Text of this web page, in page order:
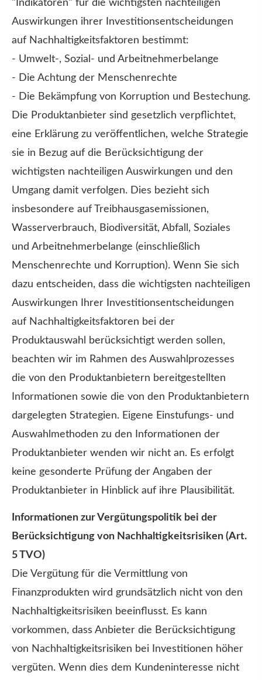
"Indikatoren" für die wichtigsten nachteiligen
Auswirkungen ihrer Investitionsentscheidungen
auf Nachhaltigkeitsfaktoren bestimmt:
- Umwelt-, Sozial- und Arbeitnehmerbelange
- Die Achtung der Menschenrechte
- Die Bekämpfung von Korruption und Bestechung.
Die Produktanbieter sind gesetzlich verpflichtet,
eine Erklärung zu veröffentlichen, welche Strategie
sie in Bezug auf die Berücksichtigung der
wichtigsten nachteiligen Auswirkungen und den
Umgang damit verfolgen. Dies bezieht sich
insbesondere auf Treibhausgasemissionen,
Wasserverbrauch, Biodiversität, Abfall, Soziales
und Arbeitnehmerbelange (einschließlich
Menschenrechte und Korruption). Wenn Sie sich
dazu entscheiden, dass die wichtigsten nachteiligen
Auswirkungen Ihrer Investitionsentscheidungen
auf Nachhaltigkeitsfaktoren bei der
Produktauswahl berücksichtigt werden sollen,
beachten wir im Rahmen des Auswahlprozesses
die von den Produktanbietern bereitgestellten
Informationen sowie die von den Produktanbietern
dargelegten Strategien. Eigene Einstufungs- und
Auswahlmethoden zu den Informationen der
Produktanbieter wenden wir nicht an. Es erfolgt
keine gesonderte Prüfung der Angaben der
Produktanbieter in Hinblick auf ihre Plausibilität.
Informationen zur Vergütungspolitik bei der
Berücksichtigung von Nachhaltigkeitsrisiken (Art.
5 TVO)
Die Vergütung für die Vermittlung von
Finanzprodukten wird grundsätzlich nicht von den
Nachhaltigkeitsrisiken beeinflusst. Es kann
vorkommen, dass Anbieter die Berücksichtigung
von Nachhaltigkeitsrisiken bei Investitionen höher
vergüten. Wenn dies dem Kundeninteresse nicht